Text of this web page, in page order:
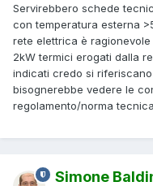
Servirebbero schede
con temperatura esterna
rete elettrica è
2kW termici erogati dalla
indicati credo si
bisognerebbe vedere le
regolamento/norma
Simone